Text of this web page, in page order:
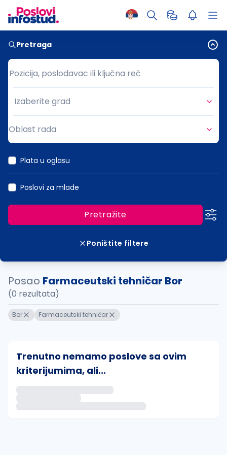
Pretraga
Pozicija, poslodavac ili ključna reč
Pozicija, poslodavac ili ključna reč
Grad
Izaberite grad
Oblast rada
Plata u oglasu
Poslovi za mlade
Pretražite
Poništite filtere
Posao Farmaceutski tehničar Bor
(0 rezultata)
Bor Farmaceutski tehničar
Trenutno nemamo poslove sa ovim
kriterijumima, ali...